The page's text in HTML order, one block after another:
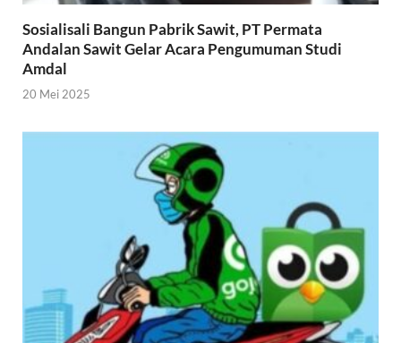
Sosialisali Bangun Pabrik Sawit, PT Permata
Andalan Sawit Gelar Acara Pengumuman Studi
Amdal
20 Mei 2025